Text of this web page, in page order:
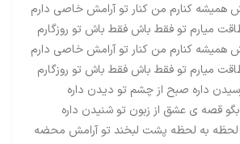
همیشه کنارم من کنار تو آرامش خاصی دارم
میارم تو فقط باش فقط باش تو روزگارم
همیشه کنارم من کنار تو آرامش خاصی دارم
میارم تو فقط باش فقط باش تو روزگارم
داره صبح از چشم تو دیدن داره
قصه ی عشق از زبون تو شنیدن داره
لحظه به لحظه پشت لبخند تو آرامش محضه